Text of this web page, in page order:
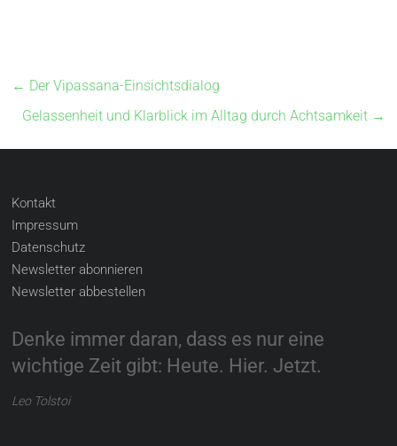
← Der Vipassana-Einsichtsdialog
Gelassenheit und Klarblick im Alltag durch Achtsamkeit →
Kontakt
Impressum
Datenschutz
Newsletter abonnieren
Newsletter abbestellen
Denke immer daran, dass es nur eine
wichtige Zeit gibt: Heute. Hier. Jetzt.
Leo Tolstoi